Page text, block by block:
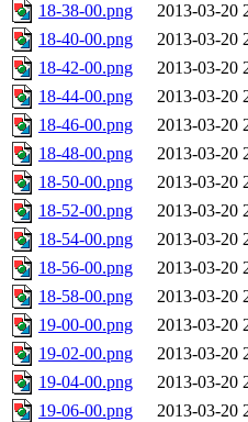
18-38-00.png
2013-03-20
18-40-00.png
2013-03-20
18-42-00.png
2013-03-20
18-44-00.png
2013-03-20
18-46-00.png
2013-03-20
18-48-00.png
2013-03-20
18-50-00.png
2013-03-20
18-52-00.png
2013-03-20
18-54-00.png
2013-03-20
18-56-00.png
2013-03-20
18-58-00.png
2013-03-20
19-00-00.png
2013-03-20
19-02-00.png
2013-03-20
19-04-00.png
2013-03-20
19-06-00.png
2013-03-20